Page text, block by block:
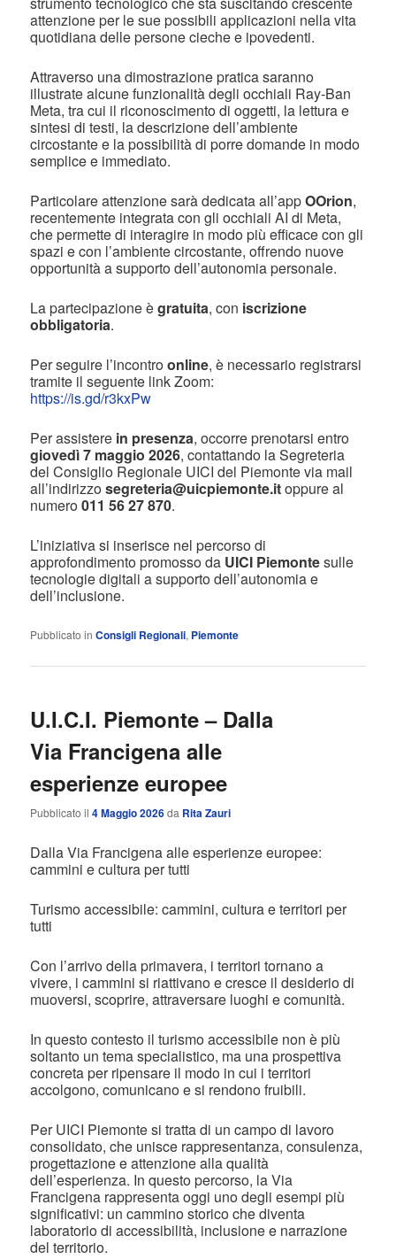
attenzione per le sue possibili applicazioni nella vita
quotidiana delle persone cieche e ipovedenti.
Attraverso una dimostrazione pratica saranno
illustrate alcune funzionalità degli occhiali Ray-Ban
Meta, tra cui il riconoscimento di oggetti, la lettura e
sintesi di testi, la descrizione dell’ambiente
circostante e la possibilità di porre domande in modo
semplice e immediato.
Particolare attenzione sarà dedicata all’appOOrion,
recentemente integrata con gli occhiali AI di Meta,
che permette di interagire in modo più efficace con gli
spazi e con l’ambiente circostante, offrendo nuove
opportunità a supporto dell’autonomia personale.
La partecipazione ègratuita, con iscrizione
obbligatoria.
Per seguire l’incontroonline, è necessario registrarsi
tramite il seguente link Zoom:
https://is.gd/r3kxPw
Per assistere in presenza, occorre prenotarsi entro
giovedì 7 maggio 2026, contattando la Segreteria
del Consiglio Regionale UICI del Piemonte via mail
all’indirizzosegreteria@uicpiemonte.itoppure al
numero011 56 27 870.
L’iniziativa si inserisce nel percorso di
approfondimento promosso da UICI Piemontesulle
tecnologie digitali a supporto dell’autonomia e
dell’inclusione.
Pubblicato in Consigli Regionali, Piemonte
U.I.C.I. Piemonte – Dalla
Via Francigena alle
esperienze europee
Pubblicato il4 Maggio 2026da Rita Zauri
Dalla Via Francigena alle esperienze europee:
cammini e cultura per tutti
Turismo accessibile: cammini, cultura e territori per
tutti
Con l’arrivo della primavera, i territori tornano a
vivere, i cammini si riattivano e cresce il desiderio di
muoversi, scoprire, attraversare luoghi e comunità.
In questo contesto il turismo accessibile non è più
soltanto un tema specialistico, ma una prospettiva
concreta per ripensare il modo in cui i territori
accolgono, comunicano e si rendono fruibili.
Per UICI Piemonte si tratta di un campo di lavoro
consolidato, che unisce rappresentanza, consulenza,
progettazione e attenzione alla qualità
dell’esperienza. In questo percorso, la Via
Francigena rappresenta oggi uno degli esempi più
significativi: un cammino storico che diventa
laboratorio di accessibilità, inclusione e narrazione
del territorio.